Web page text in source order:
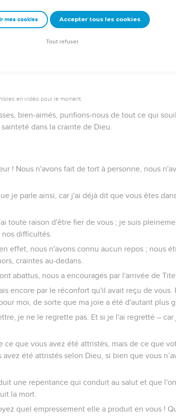
et séparez-vous, dit le Seigneur ; ne touchez
pour moi des fils et des filles, dit le Seigneur
en vidéo pour le moment.
bien-aimés, purifions-nous de tout ce qui
dans la crainte de Dieu.
! Nous n'avons fait de tort à personne, nous
je parle ainsi, car j'ai déjà dit que vous êtes
toute raison d'être fier de vous ; je suis
difficultés.
effet, nous n'avons connu aucun repos ; nous
craintes au-dedans.
abattus, nous a encouragés par l'arrivée de Tite,
encore par le réconfort qu'il avait reçu de vous.
moi, de sorte que ma joie a été d'autant plus
je ne le regrette pas. Et si je l'ai regretté –
ce que vous avez été attristés, mais de ce que
avez été attristés selon Dieu, si bien que vous
une repentance qui conduit au salut et que
la mort.
quel empressement elle a produit en vous !
mes cookies Accepter tous les cookies
Tout refuser